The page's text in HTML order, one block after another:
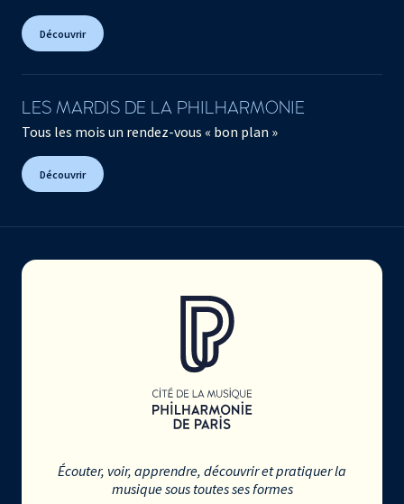
Découvrir
LES MARDIS DE LA PHILHARMONIE
Tous les mois un rendez-vous « bon plan »
Découvrir
Écouter, voir, apprendre, découvrir et pratiquer la
musique sous toutes ses formes